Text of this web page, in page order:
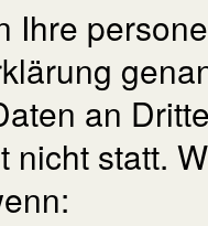
Ihre
an
nicht statt.